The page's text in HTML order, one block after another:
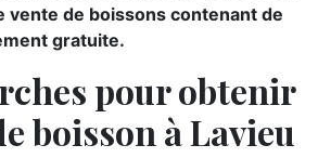
vente de boissons contenant de
gratuite.
pour obtenir
boisson à Lavieu